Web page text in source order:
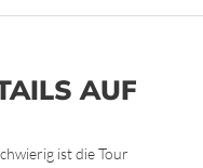
AUF
ist die Tour